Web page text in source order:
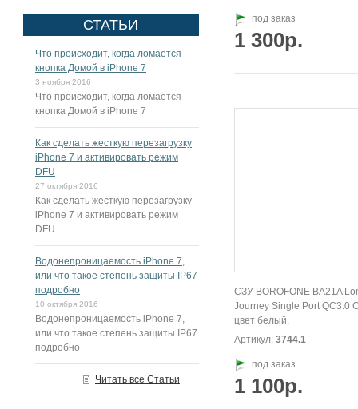
СТАТЬИ
Что происходит, когда ломается
кнопка Домой в iPhone 7
3 ноября 2016
Что происходит, когда ломается
кнопка Домой в iPhone 7
Как сделать жесткую перезагрузку
iPhone 7 и активировать режим
DFU
27 октября 2016
Как сделать жесткую перезагрузку
iPhone 7 и активировать режим
DFU
Водонепроницаемость iPhone 7,
или что такое степень защиты IP67
подробно
10 октября 2016
Водонепроницаемость iPhone 7,
или что такое степень защиты IP67
подробно
Читать все Статьи
под заказ
1 300р.
СЗУ BOROFONE BA21A
Journey Single Port QC3.0
цвет белый.
Артикул: 3744.1
под заказ
1 100р.